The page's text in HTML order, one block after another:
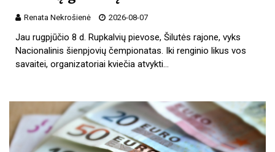
Renata Nekrošienė 2026-08-07
Jau rugpjūčio 8 d. Rupkalvių pievose, Šilutės rajone, vyks
Nacionalinis šienpjovių čempionatas. Iki renginio likus vos
savaitei, organizatoriai kviečia atvykti…